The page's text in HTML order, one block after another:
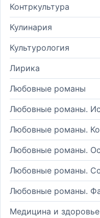
Контркультура
Кулинария
Культурология
Лирика
Любовные романы
Любовные романы.
Любовные романы.
Любовные романы.
Любовные романы.
Любовные романы.
Медицина и здоровье